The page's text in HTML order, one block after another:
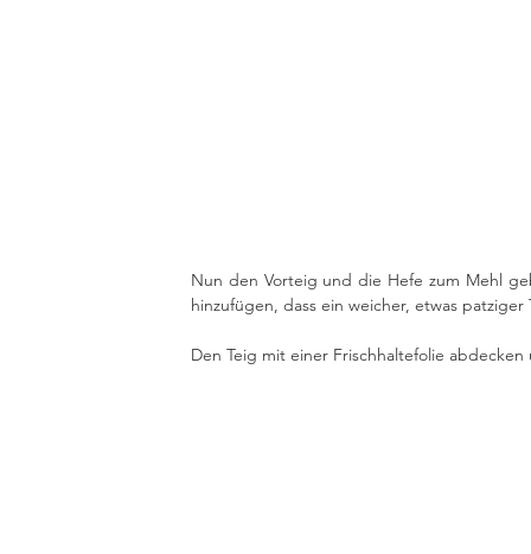
Nun den Vorteig und die Hefe zum Mehl
hinzufügen, dass ein weicher, etwas
Den Teig mit einer Frischhaltefolie